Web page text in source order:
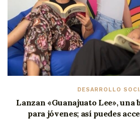
DESARROLLO
Lanzan «Guanajuato Lee»,
para jóvenes; así puedes